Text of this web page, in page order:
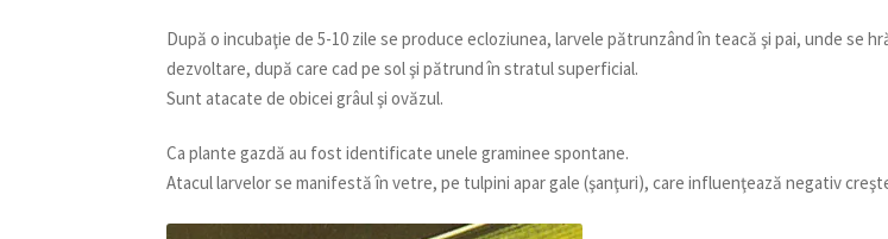
După o incubaţie de 5-10 zile se produce ecloziunea, larvele pătrunzând în teacă şi pai, unde se
dezvoltare, după care cad pe sol şi pătrund în stratul superficial.
Sunt atacate de obicei grâul şi ovăzul.
Ca plante gazdă au fost identificate unele graminee spontane.
Atacul larvelor se manifestă în vetre, pe tulpini apar gale (şanţuri), care influenţează negativ